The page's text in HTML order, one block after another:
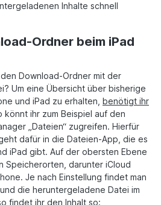
Inhalte schnell
Ordner beim iPad
Download-Ordner mit der
Um eine Übersicht über bisherige
und iPad zu erhalten, benötigt ihr
könnt ihr zum Beispiel auf den
„Dateien“ zugreifen. Hierfür
dafür in die Dateien-App, die es
iPad gibt. Auf der obersten Ebene
Speicherorten, darunter iCloud
Je nach Einstellung findet man
die heruntergeladene Datei im
findet ihr den Inhalt so: